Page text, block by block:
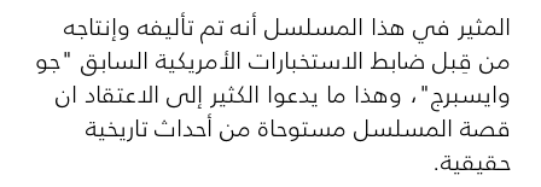
المثير في هذا المسلسل أنه تم تأليفه وإنتاجه
من قِبل ضابط الاستخبارات الأمريكية السابق "جو
وايسبرج"، وهذا ما يدعوا الكثير إلى الاعتقاد ان
قصة المسلسل مستوحاة من أحداث تاريخية
حقيقية.